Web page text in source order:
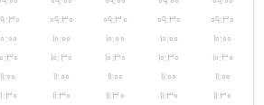
۰۹:۳۰
۱۰:۰۰
۱۰:۳۰
۱۱:۰۰
۱۱:۳۰
۰۹:۳۰
۱۰:۰۰
۱۰:۳۰
۱۱:۰۰
۱۱:۳۰
۰۹:۳۰
۱۰:۰۰
۱۰:۳۰
۱۱:۰۰
۱۱:۳۰
۰۹:۳۰
۱۰:۰۰
۱۰:۳۰
۱۱:۰۰
۱۱:۳۰
۱۰:۰۰
۱۱:۰۰
۱۱:۳۰